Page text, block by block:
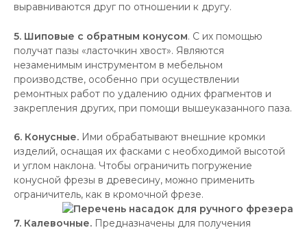
выравниваются друг по отношении к другу.
5. Шиповые с обратным конусом. С их помощью
получат пазы «ласточкин хвост». Являются
незаменимым инструментом в мебельном
производстве, особенно при осуществлении
ремонтных работ по удалению одних фрагментов и
закрепления других, при помощи вышеуказанного паза.
6. Конусные. Ими обрабатывают внешние кромки
изделий, оснащая их фасками с необходимой высотой
и углом наклона. Чтобы ограничить погружение
конусной фрезы в древесину, можно применить
ограничитель, как в кромочной фрезе.
7. Калевочные. Предназначены для получения